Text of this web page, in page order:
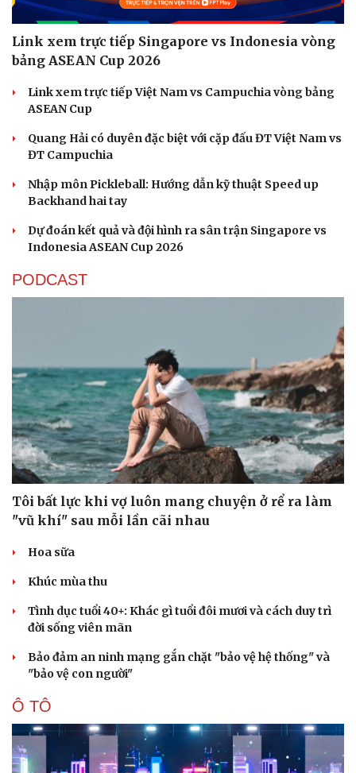
Cải chính
Link xem trực tiếp Singapore vs Indonesia vòng
bảng ASEAN Cup 2026
Link xem trực tiếp Việt Nam vs Campuchia vòng bảng
ASEAN Cup
Quang Hải có duyên đặc biệt với cặp đấu ĐT Việt Nam vs
ĐT Campuchia
Nhập môn Pickleball: Hướng dẫn kỹ thuật Speed up
Backhand hai tay
Dự đoán kết quả và đội hình ra sân trận Singapore vs
Indonesia ASEAN Cup 2026
PODCAST
Tôi bất lực khi vợ luôn mang chuyện ở rể ra làm
"vũ khí" sau mỗi lần cãi nhau
Hoa sữa
Khúc mùa thu
Tình dục tuổi 40+: Khác gì tuổi đôi mươi và cách duy trì
đời sống viên mãn
Bảo đảm an ninh mạng gắn chặt "bảo vệ hệ thống" và
"bảo vệ con người"
Ô TÔ